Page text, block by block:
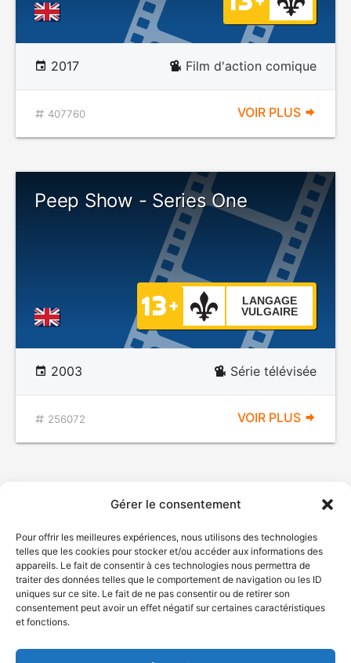
Gérer le consentement
Pour offrir les meilleures expériences, nous utilisons des technologies
telles que les cookies pour stocker et/ou accéder aux informations des
appareils. Le fait de consentir à ces technologies nous permettra de
traiter des données telles que le comportement de navigation ou les ID
uniques sur ce site. Le fait de ne pas consentir ou de retirer son
consentement peut avoir un effet négatif sur certaines caractéristiques
et fonctions.
2017 Film d'action comique
407760 VOIR PLUS
Peep Show - Series One
LANGAGE
VULGAIRE
2003 Série télévisée
256072 VOIR PLUS
© Gouvernement du Québec, 2026
Plan du site